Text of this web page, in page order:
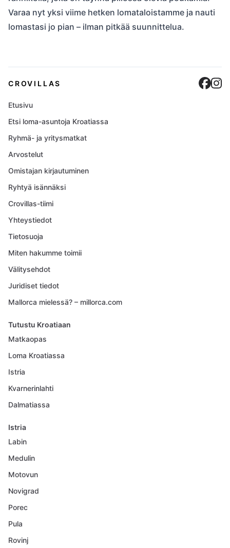
Varaa nyt yksi viime hetken lomataloistamme ja nauti
lomastasi jo pian – ilman pitkää suunnittelua.
CROVILLAS
Etusivu
Etsi loma-asuntoja Kroatiassa
Ryhmä- ja yritysmatkat
Arvostelut
Omistajan kirjautuminen
Ryhtyä isännäksi
Crovillas-tiimi
Yhteystiedot
Tietosuoja
Miten hakumme toimii
Välitysehdot
Juridiset tiedot
Mallorca mielessä? – millorca.com
Tutustu Kroatiaan
Matkaopas
Loma Kroatiassa
Istria
Kvarnerinlahti
Dalmatiassa
Istria
Labin
Medulin
Motovun
Novigrad
Porec
Pula
Rovinj